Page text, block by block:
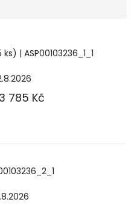
ks) | ASP00103236_1_1
3 785 Kč